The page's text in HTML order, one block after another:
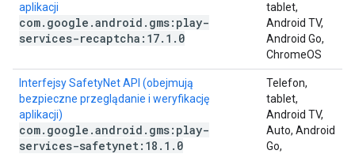
aplikacji
com. google .android . gms:play-
services-recaptcha:17. 1 . 0
tablet,
Android TV,
Android Go,
ChromeOS
Interfejsy SafetyNet API (obejmują
bezpieczne przeglądanie i weryfikację
aplikacji)
com. google .android . gms:play-
services-safetynet:18 . 1 . 0
Telefon,
tablet,
Android TV,
Auto, Android
Go,